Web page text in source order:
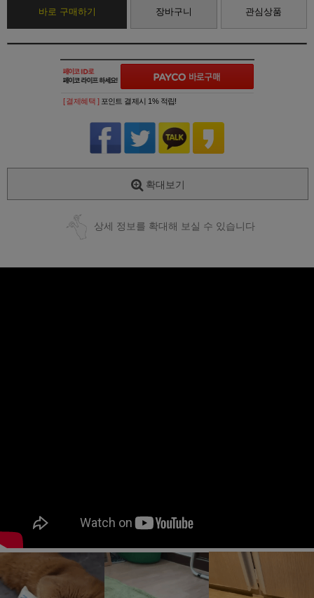
바로 구매하기 장바구니 관심상품
[ 결제혜택 ] 포인트 결제시 1% 적립!
확대보기
상세 정보를 확대해 보실 수 있습니다